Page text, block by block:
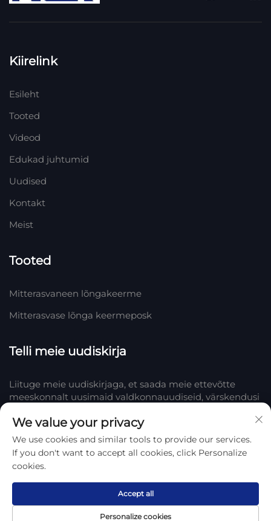
Kiirelink
Esileht
Tooted
Videod
Edukad juhtumid
Uudised
Kontakt
Meist
Tooted
Mitterasvaneen lõngakeerme
Mitterasvase lõnga keermeposk
Telli meie uudiskirja
Liituge meie uudiskirjaga, et saada meie ettevõtte
meeskonnalt uusimaid valdkonnauudiseid, värskendusi
Telli
We value your privacy
We use cookies and similar tools to provide our services.
If you don't want to accept all cookies, click Personalize
cookies.
Personalize cookies
Accept all